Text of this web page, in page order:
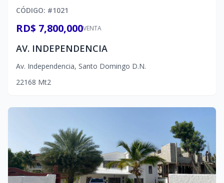
CÓDIGO: #1021
VENTA
RD$ 7,800,000
AV. INDEPENDENCIA
Av. Independencia, Santo Domingo D.N.
22168 Mt2